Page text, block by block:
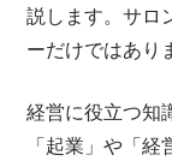
説します。サロ
ーだけではあり
経営に役立つ知
「起業」や「